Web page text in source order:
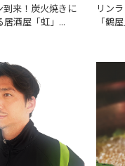
到来！炭火焼きに
居酒屋「虹」...
リン
「鶴